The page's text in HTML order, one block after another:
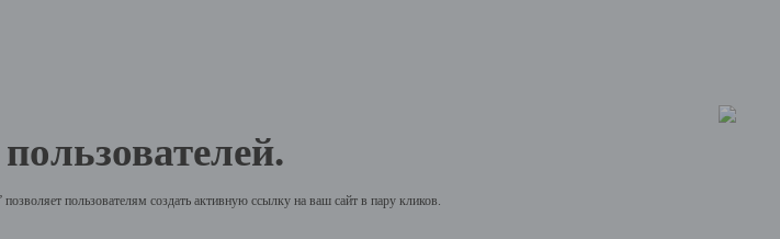
пользователям создать активную ссылку на ваш сайт в пару кликов.